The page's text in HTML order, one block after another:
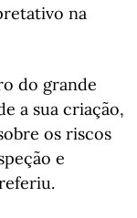
na
do grande
a sua criação,
os riscos
e